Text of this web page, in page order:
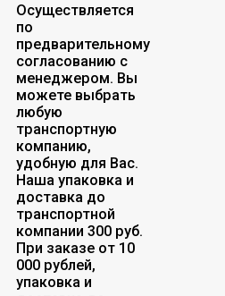
Осуществляется
по
предварительному
согласованию с
менеджером. Вы
можете выбрать
любую
транспортную
компанию,
удобную для Вас.
Наша упаковка и
доставка до
транспортной
компании 300 руб.
При заказе от 10
000 рублей,
упаковка и